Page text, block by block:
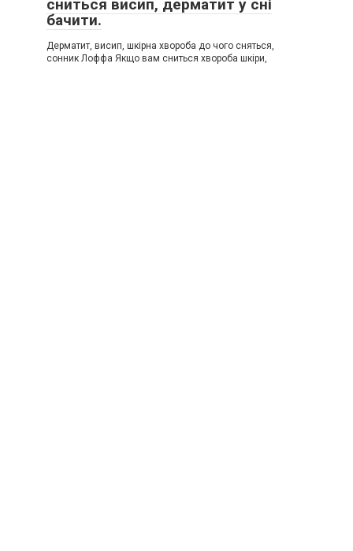
сниться висип, дерматит у сні
бачити.
Дерматит, висип, шкірна хвороба до чого сняться,
сонник Лоффа Якщо вам сниться хвороба шкіри,